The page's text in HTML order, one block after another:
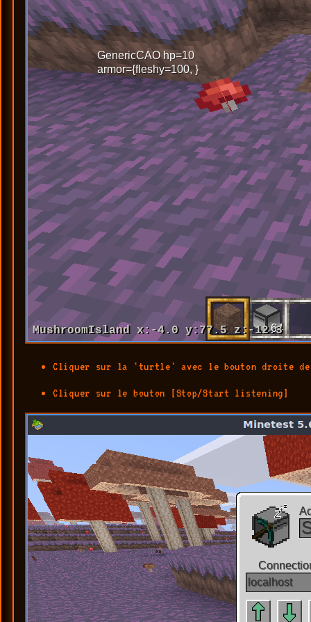
Cliquer sur la 'turtle' avec le bouton droite
Cliquer sur le bouton [Stop/Start listening]